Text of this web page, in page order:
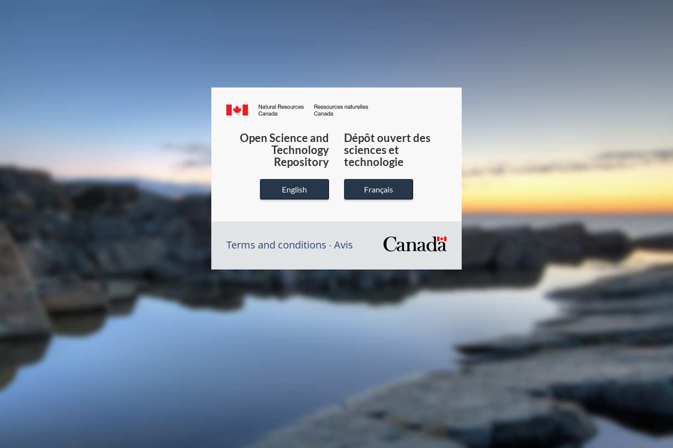
Canada.ca
du
Canada
Open Science and
Technology
Repository
English
Dépôt ouvert des
sciences et
technologie
Français
Terms and conditions Avis
/
Symbole
gouvernement